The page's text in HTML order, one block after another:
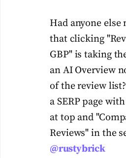
Had anyone else
that clicking
GBP" is taking
an AI Overview
of the review
a SERP page
at top and
Reviews" in the
@rustybrick